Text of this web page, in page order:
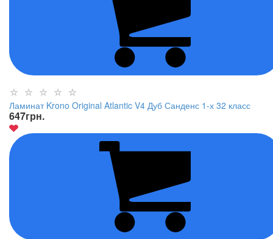
Ламинат Krono Original Atlantic V4 Дуб Санденс 1-х 32 класс
647грн.